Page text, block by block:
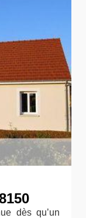
dès qu’un